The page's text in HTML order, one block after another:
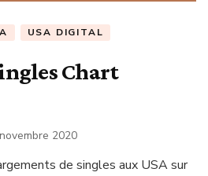
USA DIGITAL
Chart
2020
de singles aux USA sur